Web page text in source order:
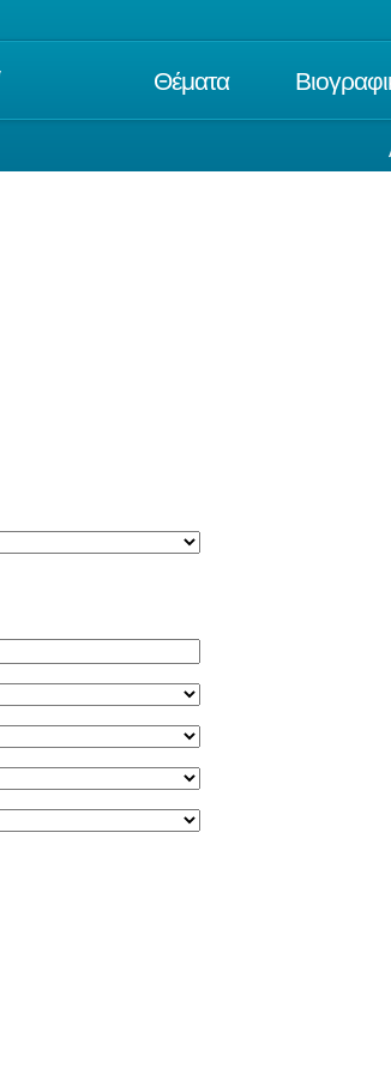
Θέματα